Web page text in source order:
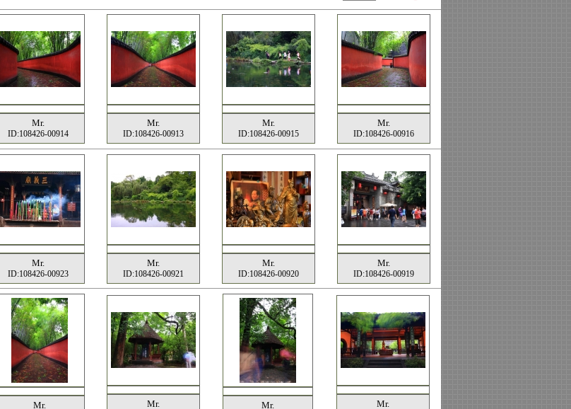
Mr.
ID:108426-00914
Mr.
ID:108426-00913
Mr.
ID:108426-00915
Mr.
ID:108426-00916
Mr.
ID:108426-00923
Mr.
ID:108426-00921
Mr.
ID:108426-00920
Mr.
ID:108426-00919
Mr. Mr. Mr. Mr.